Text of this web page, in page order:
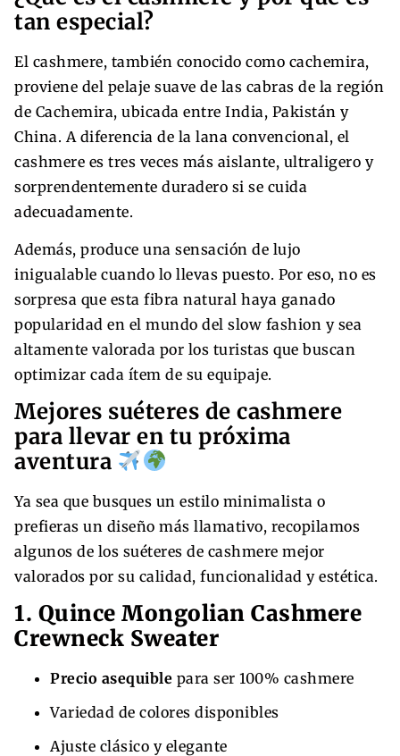
tan especial?
El cashmere, también conocido como cachemira,
proviene del pelaje suave de las cabras de la región
de Cachemira, ubicada entre India, Pakistán y
China. A diferencia de la lana convencional, el
cashmere es tres veces más aislante, ultraligero y
sorprendentemente duradero si se cuida
adecuadamente.
Además, produce una sensación de lujo
inigualable cuando lo llevas puesto. Por eso, no es
sorpresa que esta fibra natural haya ganado
popularidad en el mundo del slow fashion y sea
altamente valorada por los turistas que buscan
optimizar cada ítem de su equipaje.
Mejores suéteres de cashmere
para llevar en tu próxima
aventura
Ya sea que busques un estilo minimalista o
prefieras un diseño más llamativo, recopilamos
algunos de los suéteres de cashmere mejor
valorados por su calidad, funcionalidad y estética.
1. Quince Mongolian Cashmere
Crewneck Sweater
Precio asequible para ser 100% cashmere
Variedad de colores disponibles
Ajuste clásico y elegante